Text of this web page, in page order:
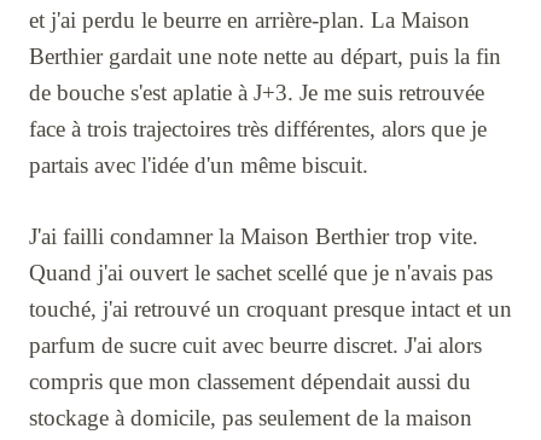
et j'ai perdu le beurre en arrière-plan. La Maison
Berthier gardait une note nette au départ, puis la fin
de bouche s'est aplatie à J+3. Je me suis retrouvée
face à trois trajectoires très différentes, alors que je
partais avec l'idée d'un même biscuit.
J'ai failli condamner la Maison Berthier trop vite.
Quand j'ai ouvert le sachet scellé que je n'avais pas
touché, j'ai retrouvé un croquant presque intact et un
parfum de sucre cuit avec beurre discret. J'ai alors
compris que mon classement dépendait aussi du
stockage à domicile, pas seulement de la maison